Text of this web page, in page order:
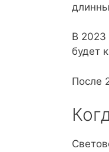
В 2023
будет
После